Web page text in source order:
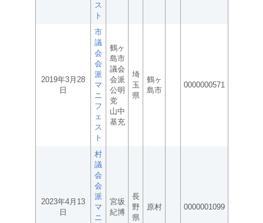
ス
ト
2019年3月28
日
市
議
会
会
派
マ
ニ
フ
ェ
ス
ト
鶴ヶ
島市
議会
会派
公明
党
山中
基充
埼
玉
県
鶴ヶ
島市
0000000571
2023年4月13
日
村
議
会
会
派
マ
ニ
宮坂
紀博
長
野
県
原村 0000001099